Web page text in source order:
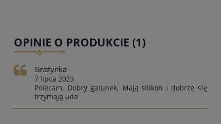
OPINIE O PRODUKCIE (1)
Grażynka
7 lipca 2023
Polecam. Dobry gatunek. Mają silikon i dobrze się
trzymają uda